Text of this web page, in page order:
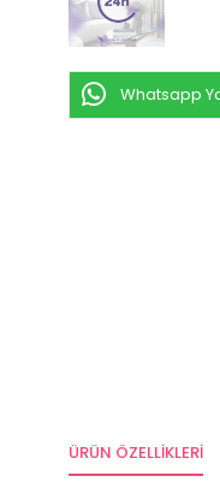
Whatsapp
ÜRÜN ÖZELLIKLERI